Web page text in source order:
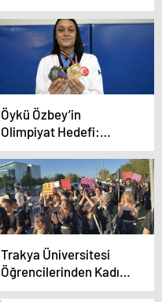
şimdi de cinsiyet
öğrenme partileri çıktı
Öykü Özbey’in
Olimpiyat Hedefi:
Avrupa Şampiyonluğu
Sonrası Madalya
Trakya Üniversitesi
Öğrencilerinden Kadın
ve Çocuk Cinayetlerine